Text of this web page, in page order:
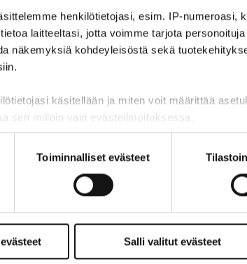
henkilötietojasi, esim. IP-numeroasi,
laitteeltasi, jotta voimme tarjota
näkemyksiä kohdeyleisöstä sekä
käsitellään ja miten voit määrittää
sen milloin vain evästeilmoituksessa.
osa sivuston toimintaa parantavia, ja
Toiminnalliset evästeet
Salli valitut evästeet
palkkaohjelma jatkuu